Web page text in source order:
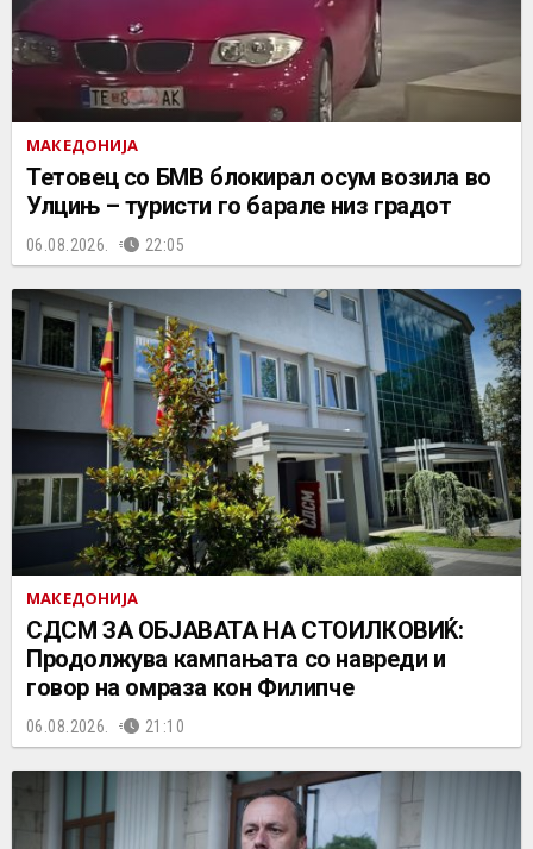
МАКЕДОНИЈА
Тетовец со БМВ блокирал осум возила во
Улцињ – туристи го барале низ градот
06.08.2026. 22:05
МАКЕДОНИЈА
СДСМ ЗА ОБЈАВАТА НА СТОИЛКОВИЌ:
Продолжува кампањата со навреди и
говор на омраза кон Филипче
06.08.2026. 21:10